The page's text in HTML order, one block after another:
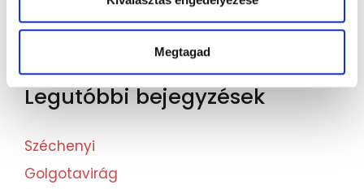
Megtagad
Legutóbbi bejegyzések
Széchenyi
Golgotavirág